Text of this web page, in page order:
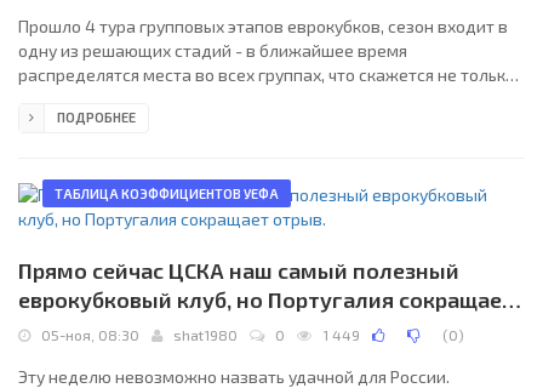
Прошло 4 тура групповых этапов еврокубков, сезон входит в
одну из решающих стадий - в ближайшее время
распределятся места во всех группах, что скажется не только
определённых стран забраться повыше в борьбе за ключевые
этапов.
ПОДРОБНЕЕ
ТАБЛИЦА КОЭФФИЦИЕНТОВ УЕФА
Прямо сейчас ЦСКА наш самый полезный
еврокубковый клуб, но Португалия сокращает
отрыв.
05-ноя, 08:30 shat1980 0 1 449 (0)
Эту неделю невозможно назвать удачной для России.